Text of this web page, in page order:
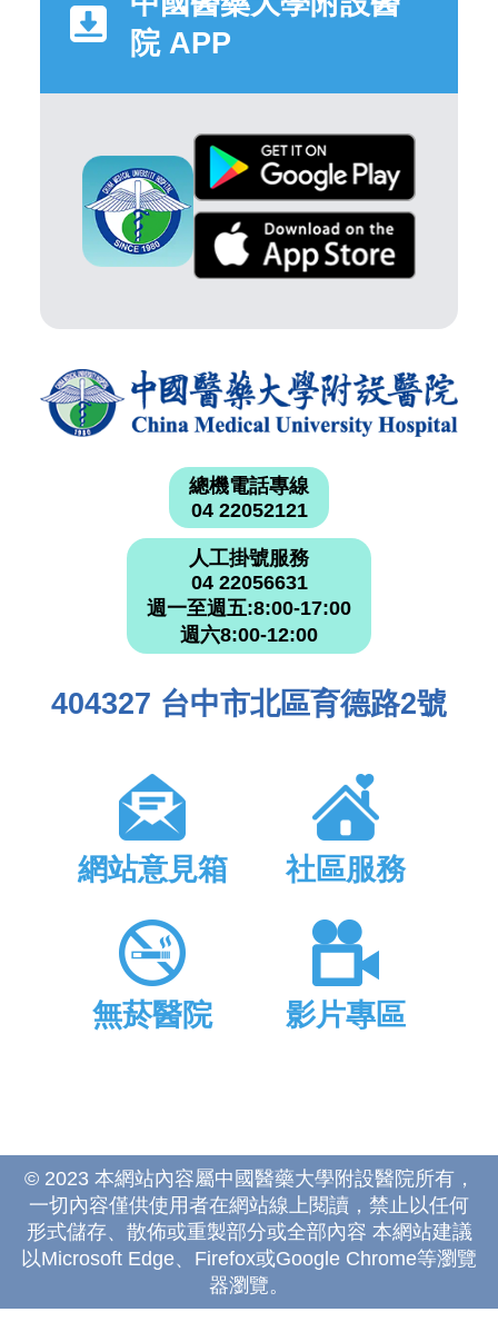
院 APP
總機電話專線
04 22052121
人工掛號服務
04 22056631
週一至週五:8:00-17:00
週六8:00-12:00
404327 台中市北區育德路2號
網站意見箱 社區服務
無菸醫院 影片專區
© 2023 本網站內容屬中國醫藥大學附設醫院所有，
一切內容僅供使用者在網站線上閱讀，禁止以任何
形式儲存、散佈或重製部分或全部內容 本網站建議
以Microsoft Edge、Firefox或Google Chrome等瀏覽
器瀏覽。